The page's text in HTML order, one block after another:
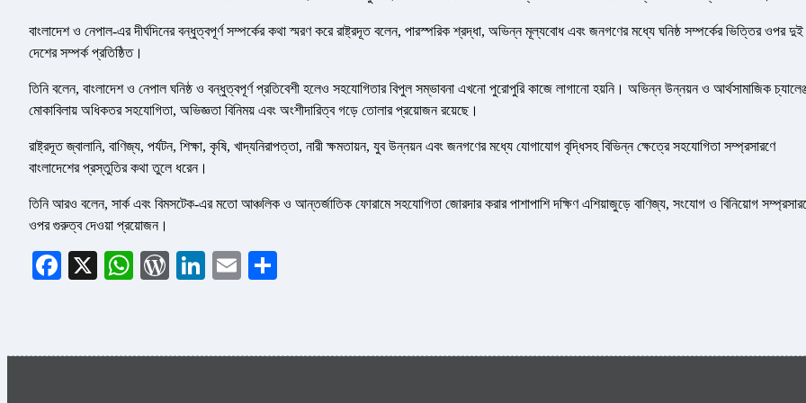
বাংলাদেশ ও নেপাল-এর দীর্ঘদিনের বন্ধুত্বপূর্ণ সম্পর্কের কথা স্মরণ করে রাষ্ট্রদূত বলেন, পারস্পরিক শ্রদ্ধা, অভিন্ন মূল্যবোধ এবং জনগণের মধ্যে ঘনিষ্ঠ সম্পর্কের ভিত্তির ওপর দুই
দেশের সম্পর্ক প্রতিষ্ঠিত।
তিনি বলেন, বাংলাদেশ ও নেপাল ঘনিষ্ঠ ও বন্ধুত্বপূর্ণ প্রতিবেশী হলেও সহযোগিতার বিপুল সম্ভাবনা এখনো পুরোপুরি কাজে লাগানো হয়নি। অভিন্ন উন্নয়ন ও আর্থসামাজিক
মোকাবিলায় অধিকতর সহযোগিতা, অভিজ্ঞতা বিনিময় এবং অংশীদারিত্ব গড়ে তোলার প্রয়োজন রয়েছে।
রাষ্ট্রদূত জ্বালানি, বাণিজ্য, পর্যটন, শিক্ষা, কৃষি, খাদ্যনিরাপত্তা, নারী ক্ষমতায়ন, যুব উন্নয়ন এবং জনগণের মধ্যে যোগাযোগ বৃদ্ধিসহ বিভিন্ন ক্ষেত্রে সহযোগিতা সম্প্রসারণে
বাংলাদেশের প্রস্তুতির কথা তুলে ধরেন।
তিনি আরও বলেন, সার্ক এবং বিমসটেক-এর মতো আঞ্চলিক ও আন্তর্জাতিক ফোরামে সহযোগিতা জোরদার করার পাশাপাশি দক্ষিণ এশিয়াজুড়ে বাণিজ্য, সংযোগ ও বিনিয়োগ
ওপর গুরুত্ব দেওয়া প্রয়োজন।
Facebook
X WhatsApp
WordPress
LinkedIn
Email